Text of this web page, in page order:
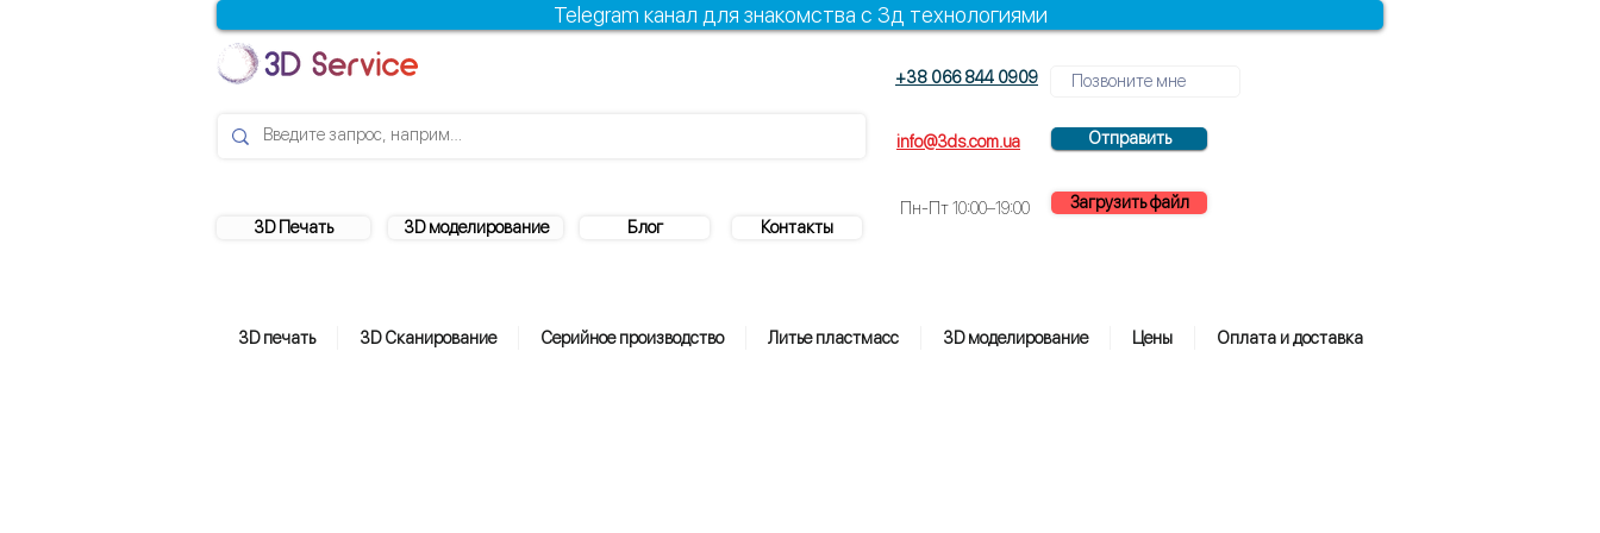
Telegram канал для знакомства с 3д технологиями
3D Печать 3D моделирование Блог Контакты
+38 066 844 0909
info@3ds.com.ua Отправить
Пн-Пт10:00–19:00 Загрузить файл
3D печать 3D Сканирование Серийное производство Литье пластмасс 3D моделирование Цены Оплата и доставка